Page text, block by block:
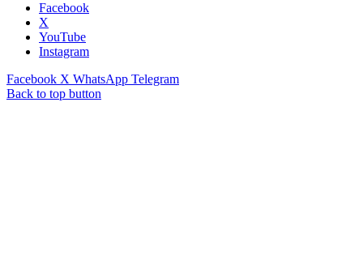
Facebook
X
YouTube
Instagram
Facebook X WhatsApp Telegram
Back to top button